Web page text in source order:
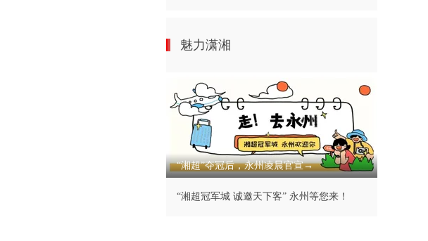
魅力潇湘
“湘超”夺冠后，永州凌晨官宣→
“湘超冠军城 诚邀天下客” 永州等您来！